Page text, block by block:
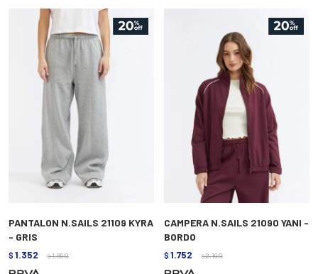
PANTALON N.SAILS 21109 KYRA
- GRIS
$ 1.352 $ 1.690
CAMPERA N.SAILS 21090 YANI -
BORDO
$ 1.752 $ 2.190